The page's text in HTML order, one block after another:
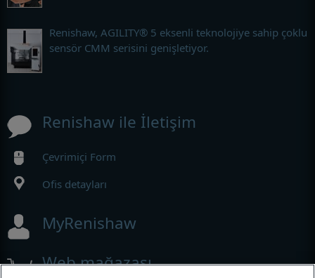
Renishaw, AGILITY® 5 eksenli teknolojiye sahip çoklu
sensör CMM serisini genişletiyor.
Renishaw ile İletişim
Çevrimiçi Form
Ofis detayları
MyRenishaw
Web mağazası